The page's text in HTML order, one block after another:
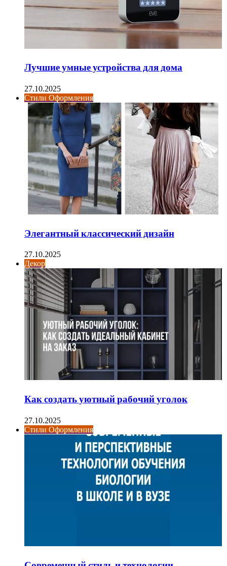
Лучшие умные устройства для дома
27.10.2025
Стили Оформления
Элегантный классический дизайн
27.10.2025
Декор
Как создать уютный рабочий уголок
27.10.2025
Стили Оформления